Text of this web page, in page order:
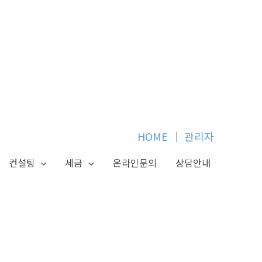
HOME │ 관리자
컨설팅 세금 온라인문의 상담안내